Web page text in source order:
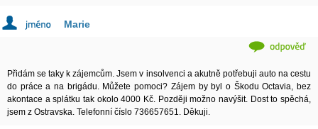
Marie
Přidám se taky k zájemcům. Jsem v insolvenci a akutně potřebuji auto na cestu
do práce a na brigádu. Můžete pomoci? Zájem by byl o Škodu Octavia, bez
akontace a splátku tak okolo 4000 Kč. Později možno navýšit. Dost to spěchá,
jsem z Ostravska. Telefonní číslo 736657651. Děkuji.